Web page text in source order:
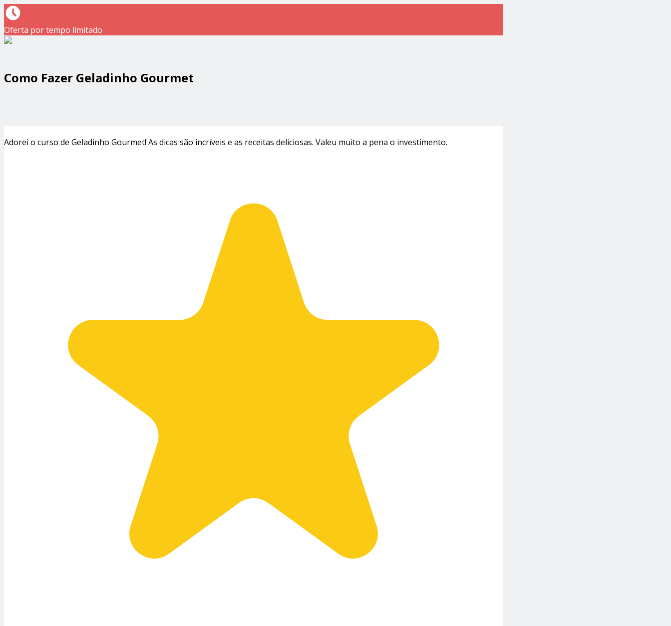
Oferta por tempo limitado
Como Fazer Geladinho Gourmet
Adorei o curso de Geladinho Gourmet! As dicas são incríveis e as receitas deliciosas. Valeu muito a pena o investimento.